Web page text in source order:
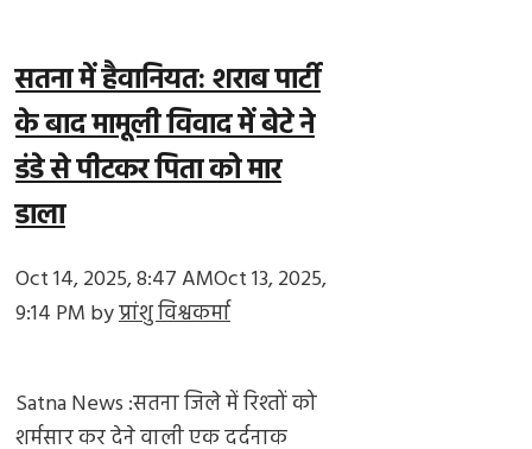
सतना में हैवानियत: शराब पार्टी
के बाद मामूली विवाद में बेटे ने
डंडे से पीटकर पिता को मार
डाला
Oct 14, 2025, 8:47 AMOct 13, 2025,
9:14 PM byप्रांशु विश्वकर्मा
Satna News :सतना जिले में रिश्तों को
शर्मसार कर देने वाली एक दर्दनाक